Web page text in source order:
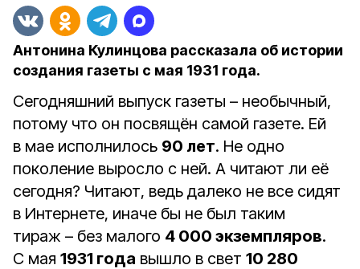
Антонина Кулинцова рассказала об истории
создания газеты с мая 1931 года.
Сегодняшний выпуск газеты – необычный,
потому что он посвящён самой газете. Ей
в мае исполнилось 90 лет. Не одно
поколение выросло с ней. А читают ли её
сегодня? Читают, ведь далеко не все сидят
в Интернете, иначе бы не был таким
тираж – без малого 4 000 экземпляров.
С мая 1931 года вышло в свет 10 280